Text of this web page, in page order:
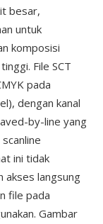
besar,
untuk
komposisi
File SCT
pada
dengan kanal
by-line yang
ini tidak
akses langsung
file pada
Gambar